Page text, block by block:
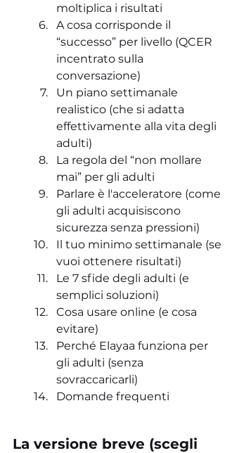
moltiplica i risultati
A cosa corrisponde il
“successo” per livello (QCER
incentrato sulla
conversazione)
Un piano settimanale
realistico (che si adatta
effettivamente alla vita degli
adulti)
La regola del “non mollare
mai” per gli adulti
Parlare è l'acceleratore (come
gli adulti acquisiscono
sicurezza senza pressioni)
Il tuo minimo settimanale (se
vuoi ottenere risultati)
Le 7 sfide degli adulti (e
semplici soluzioni)
Cosa usare online (e cosa
evitare)
Perché Elayaa funziona per
gli adulti (senza
sovraccaricarli)
Domande frequenti
La versione breve (scegli